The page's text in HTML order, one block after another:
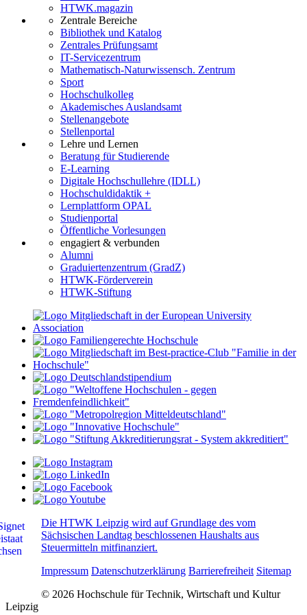
HTWK.magazin
Zentrale Bereiche
Bibliothek und Katalog
Zentrales Prüfungsamt
IT-Servicezentrum
Mathematisch-Naturwissensch. Zentrum
Sport
Hochschulkolleg
Akademisches Auslandsamt
Stellenangebote
Stellenportal
Lehre und Lernen
Beratung für Studierende
E-Learning
Digitale Hochschullehre (IDLL)
Hochschuldidaktik +
Lernplattform OPAL
Studienportal
Öffentliche Vorlesungen
engagiert & verbunden
Alumni
Graduiertenzentrum (GradZ)
HTWK-Förderverein
HTWK-Stiftung
Die HTWK Leipzig wird auf Grundlage des vom
Sächsischen Landtag beschlossenen Haushalts aus
Steuermitteln mitfinanziert.
Impressum Datenschutzerklärung Barrierefreiheit Sitemap
© 2026 Hochschule für Technik, Wirtschaft und Kultur
Leipzig